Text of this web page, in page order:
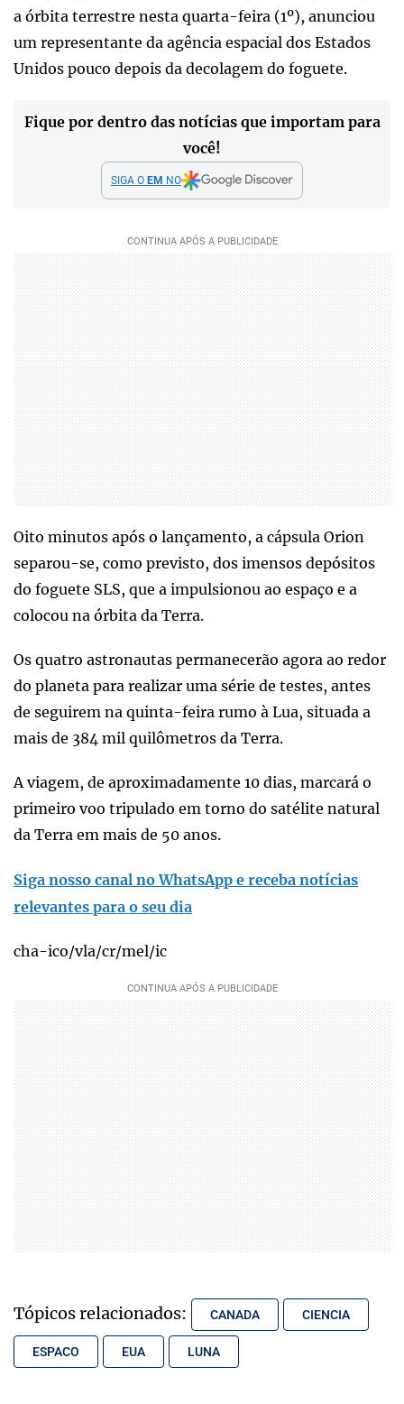
a órbita terrestre nesta quarta-feira (1º), anunciou
um representante da agência espacial dos Estados
Unidos pouco depois da decolagem do foguete.
Fique por dentro das notícias que importam para
você!
SIGA O EM NO
Oito minutos após o lançamento, a cápsula Orion
separou-se, como previsto, dos imensos depósitos
do foguete SLS, que a impulsionou ao espaço e a
colocou na órbita da Terra.
Os quatro astronautas permanecerão agora ao redor
do planeta para realizar uma série de testes, antes
de seguirem na quinta-feira rumo à Lua, situada a
mais de 384 mil quilômetros da Terra.
A viagem, de aproximadamente 10 dias, marcará o
primeiro voo tripulado em torno do satélite natural
da Terra em mais de 50 anos.
Siga nosso canal no WhatsApp e receba notícias
relevantes para o seu dia
cha-ico/vla/cr/mel/ic
Tópicos relacionados: CANADA CIENCIA
ESPACO EUA LUNA